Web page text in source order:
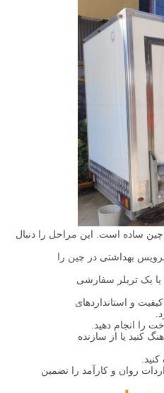
ساده است. این مراحل را دنبال
بهداشتی در چین را
یا یک تریلر سفارشی
و استانداردهای
را انجام دهید.
کنید یا از سازنده
روان و کارآمد را تضمین